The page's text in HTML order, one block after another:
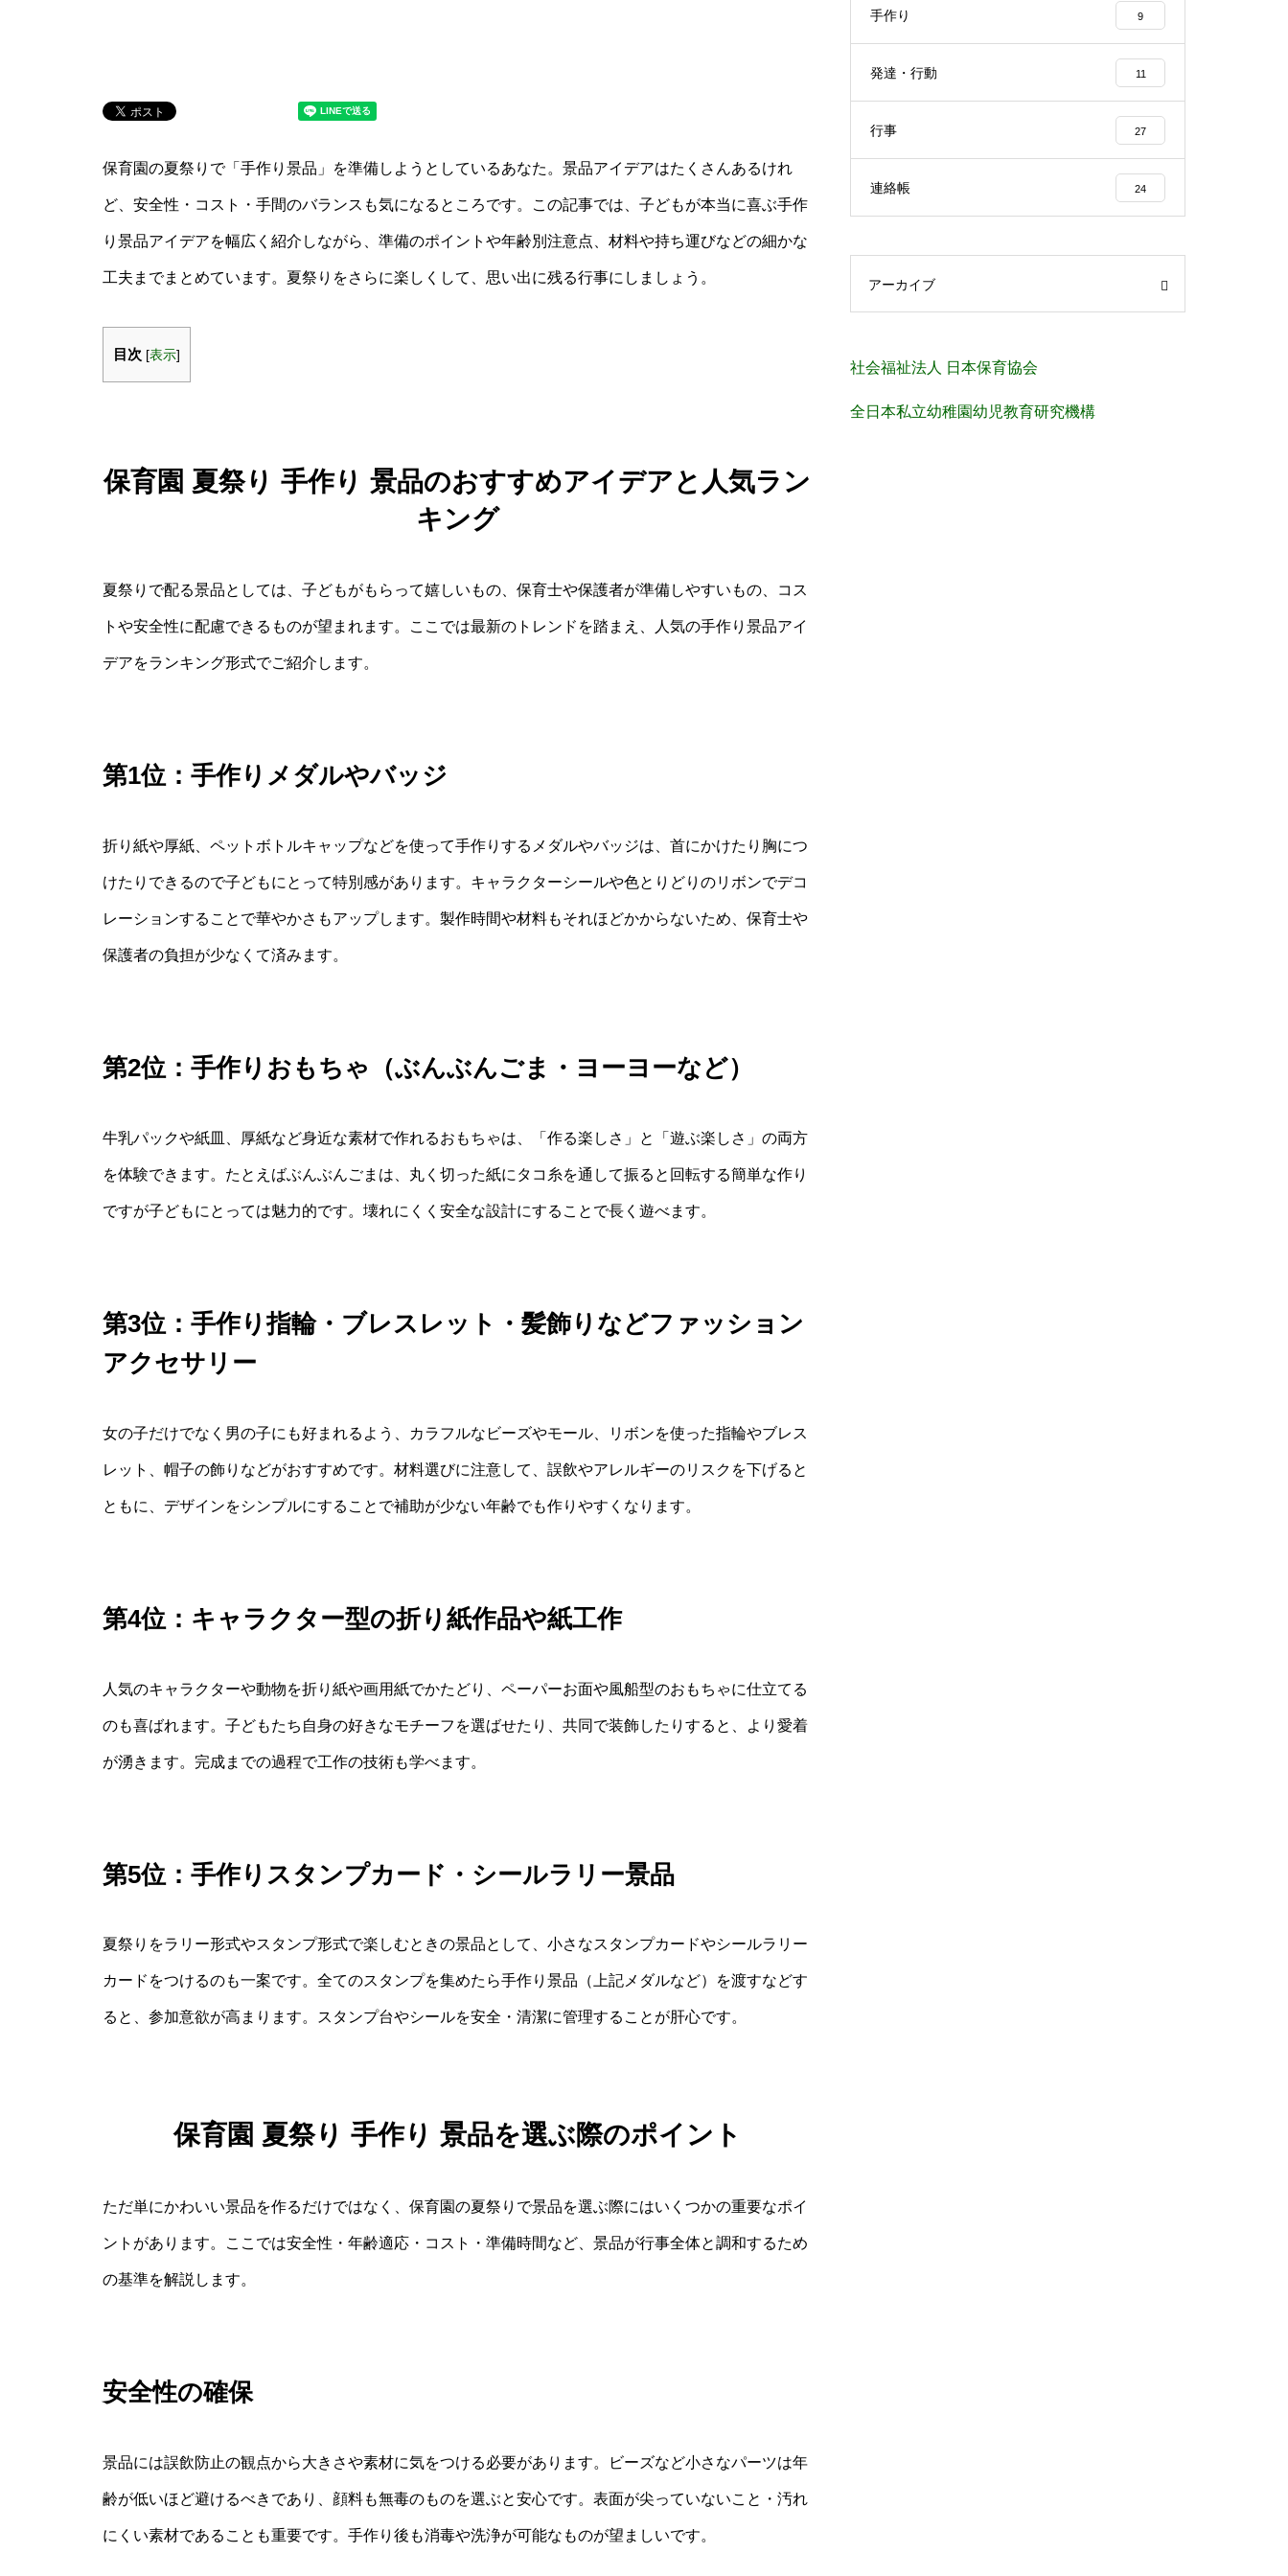
保育園の夏祭りで「手作り景品」を準備しようとしているあなた。景品アイデアはたくさんあるけれ
ど、安全性・コスト・手間のバランスも気になるところです。この記事では、子どもが本当に喜ぶ手作
り景品アイデアを幅広く紹介しながら、準備のポイントや年齢別注意点、材料や持ち運びなどの細かな
工夫までまとめています。夏祭りをさらに楽しくして、思い出に残る行事にしましょう。
目次 [表示]
保育園 夏祭り 手作り 景品のおすすめアイデアと人気ラン
キング
夏祭りで配る景品としては、子どもがもらって嬉しいもの、保育士や保護者が準備しやすいもの、コス
トや安全性に配慮できるものが望まれます。ここでは最新のトレンドを踏まえ、人気の手作り景品アイ
デアをランキング形式でご紹介します。
第1位：手作りメダルやバッジ
折り紙や厚紙、ペットボトルキャップなどを使って手作りするメダルやバッジは、首にかけたり胸につ
けたりできるので子どもにとって特別感があります。キャラクターシールや色とりどりのリボンでデコ
レーションすることで華やかさもアップします。製作時間や材料もそれほどかからないため、保育士や
保護者の負担が少なくて済みます。
第2位：手作りおもちゃ（ぶんぶんごま・ヨーヨーなど）
牛乳パックや紙皿、厚紙など身近な素材で作れるおもちゃは、「作る楽しさ」と「遊ぶ楽しさ」の両方
を体験できます。たとえばぶんぶんごまは、丸く切った紙にタコ糸を通して振ると回転する簡単な作り
ですが子どもにとっては魅力的です。壊れにくく安全な設計にすることで長く遊べます。
第3位：手作り指輪・ブレスレット・髪飾りなどファッション
アクセサリー
女の子だけでなく男の子にも好まれるよう、カラフルなビーズやモール、リボンを使った指輪やブレス
レット、帽子の飾りなどがおすすめです。材料選びに注意して、誤飲やアレルギーのリスクを下げると
ともに、デザインをシンプルにすることで補助が少ない年齢でも作りやすくなります。
第4位：キャラクター型の折り紙作品や紙工作
人気のキャラクターや動物を折り紙や画用紙でかたどり、ペーパーお面や風船型のおもちゃに仕立てる
のも喜ばれます。子どもたち自身の好きなモチーフを選ばせたり、共同で装飾したりすると、より愛着
が湧きます。完成までの過程で工作の技術も学べます。
第5位：手作りスタンプカード・シールラリー景品
夏祭りをラリー形式やスタンプ形式で楽しむときの景品として、小さなスタンプカードやシールラリー
カードをつけるのも一案です。全てのスタンプを集めたら手作り景品（上記メダルなど）を渡すなどす
ると、参加意欲が高まります。スタンプ台やシールを安全・清潔に管理することが肝心です。
保育園 夏祭り 手作り 景品を選ぶ際のポイント
ただ単にかわいい景品を作るだけではなく、保育園の夏祭りで景品を選ぶ際にはいくつかの重要なポイ
ントがあります。ここでは安全性・年齢適応・コスト・準備時間など、景品が行事全体と調和するため
の基準を解説します。
安全性の確保
景品には誤飲防止の観点から大きさや素材に気をつける必要があります。ビーズなど小さなパーツは年
齢が低いほど避けるべきであり、顔料も無毒のものを選ぶと安心です。表面が尖っていないこと・汚れ
にくい素材であることも重要です。手作り後も消毒や洗浄が可能なものが望ましいです。
手作り 9
発達・行動 11
行事 27
連絡帳 24
アーカイブ
社会福祉法人 日本保育協会
全日本私立幼稚園幼児教育研究機構